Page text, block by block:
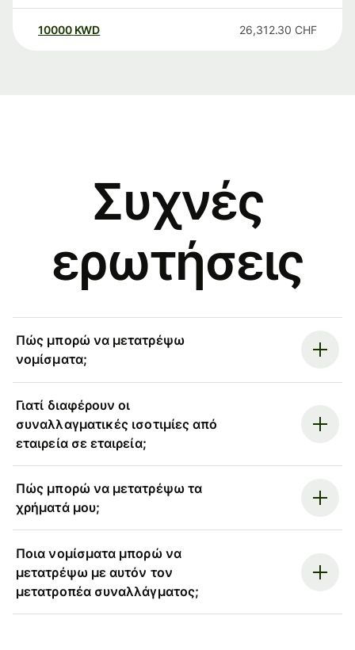
10000 KWD 26,312.30 CHF
Συχνές
ερωτήσεις
Πώς μπορώ να μετατρέψω
νομίσματα;
Γιατί διαφέρουν οι
συναλλαγματικές ισοτιμίες από
εταιρεία σε εταιρεία;
Πώς μπορώ να μετατρέψω τα
χρήματά μου;
Ποια νομίσματα μπορώ να
μετατρέψω με αυτόν τον
μετατροπέα συναλλάγματος;